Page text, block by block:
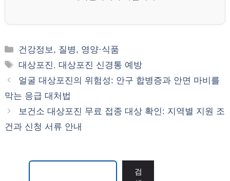
카
테
리
건강정보, 질병, 영양·식품
태
그
대상포진 ,대상포진 신경통 예방
얼굴 대상포진의 위험성: 안구 합병증과 안면 마비를
막는 응급 대처법
보건소 대상포진 무료 접종 대상 확인: 지역별 지원 조
건과 신청 서류 안내
검